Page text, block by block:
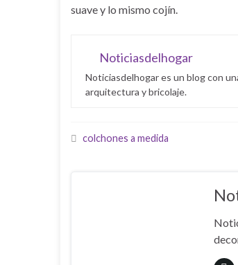
suave y lo mismo cojín.
Noticiasdelhogar
Noticiasdelhogar es un blog con
arquitectura y bricolaje.
colchones a medida